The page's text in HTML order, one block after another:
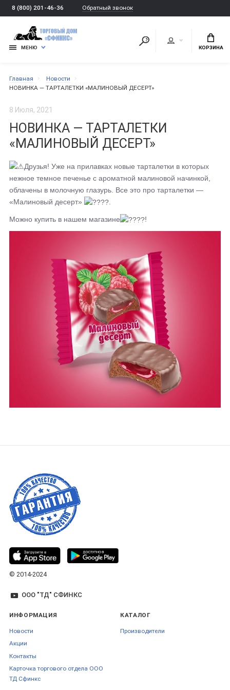
8 (800) 201-46-36 Обратный звонок
МЕНЮ КОРЗИНА
Главная
Новости
НОВИНКА — ТАРТАЛЕТКИ «МАЛИНОВЫЙ ДЕСЕРТ»
8 Июля, 2021
НОВИНКА — ТАРТАЛЕТКИ
«МАЛИНОВЫЙ ДЕСЕРТ»
Друзья! Уже на прилавках новые тарталетки в которых
нежное темное печенье с ароматной малиновой начинкой,
облачены в молочную глазурь. Все это про тарталетки —
«Малиновый десерт»
.
Можно купить в нашем магазине !
© 2014-2024
ООО "ТД" СФИНКС
ИНФОРМАЦИЯ
Новости
Акции
Контакты
Карточка торгового отдела ООО
ТД Сфинкс
КАТАЛОГ
Производители